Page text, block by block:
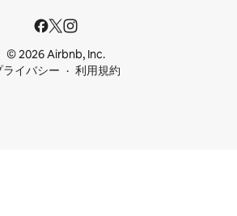
© 2026 Airbnb, Inc.
ライバシー
利用規約